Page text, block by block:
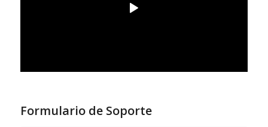
Formulario de Soporte